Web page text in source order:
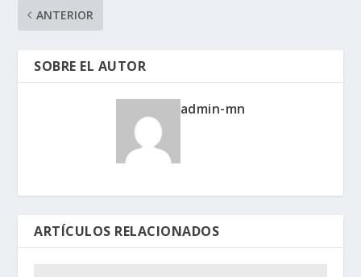
ANTERIOR
SOBRE EL AUTOR
admin-mn
ARTÍCULOS RELACIONADOS